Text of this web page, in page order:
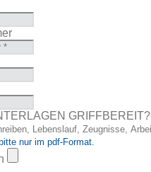
GRIFFBEREIT?
Lebenslauf, Zeugnisse,
nur im pdf-Format.